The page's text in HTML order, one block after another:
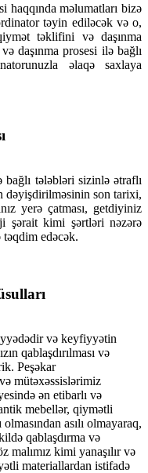
məlumatları bizə
təyin ediləcək və o,
təklifini və daşınma
daşınma prosesi ilə bağlı
əlaqə saxlaya
tələbləri sizinlə ətraflı
dəyişdirilməsinin son tarixi,
yerə çatması, getdiyiniz
şərait kimi şərtləri nəzərə
təqdim edəcək.
və keyfiyyətin
qablaşdırılması və
Peşəkar
mütəxəssislərimiz
ən etibarlı və
mebellər, qiymətli
asılı olmayaraq,
qablaşdırma və
malımız kimi yanaşılır və
materiallardan istifadə